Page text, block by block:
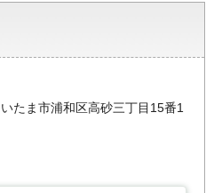
たま市浦和区高砂三丁目15番1